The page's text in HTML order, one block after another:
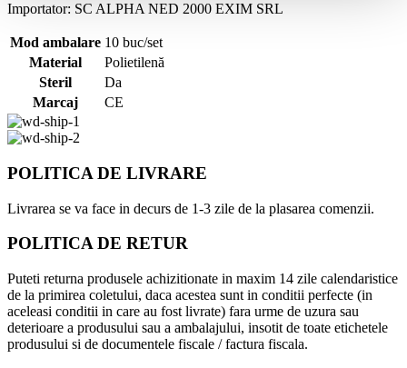
Importator: SC ALPHA NED 2000 EXIM SRL
Mod ambalare 10 buc/set
Material
Polietilenă
Steril
Da
Marcaj
CE
POLITICA DE LIVRARE
Livrarea se va face in decurs de 1-3 zile de la plasarea comenzii.
POLITICA DE RETUR
Puteti returna produsele achizitionate in maxim 14 zile calendaristice
de la primirea coletului, daca acestea sunt in conditii perfecte (in
aceleasi conditii in care au fost livrate) fara urme de uzura sau
deterioare a produsului sau a ambalajului, insotit de toate etichetele
produsului si de documentele fiscale / factura fiscala.